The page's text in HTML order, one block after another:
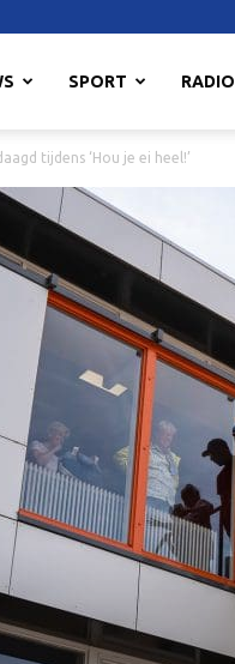
SPORT RADIO
tijdens ‘Hou je ei heel!’